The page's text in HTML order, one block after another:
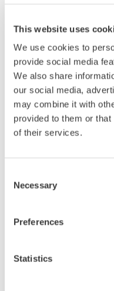
This website uses
We use cookies to
provide social media
We also share
our social media,
may combine it with
provided to them or
of their services.
Selection
Necessary
Preferences
Statistics
Produktbeskrivning
En temugg som du
utmärkt storlek för te
Behaglig att hålla i
mörkt mossgrönt
kombineras vackert
Hållbarhet och
Muggen är tillverkad
som glaserats i den
Ugns-, mikro- och